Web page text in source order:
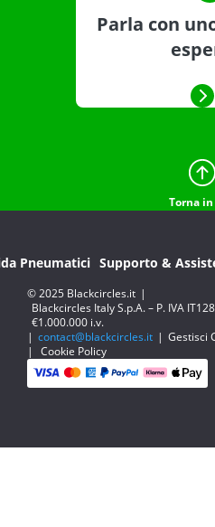
Parla con
Torna
Pneumatici Supporto &
© 2025 Blackcircles.it |
Blackcircles Italy S.p.A. – P. IVA
€1.000.000 i.v.
| contact@blackcircles.it | Gestisci
|
Cookie Policy